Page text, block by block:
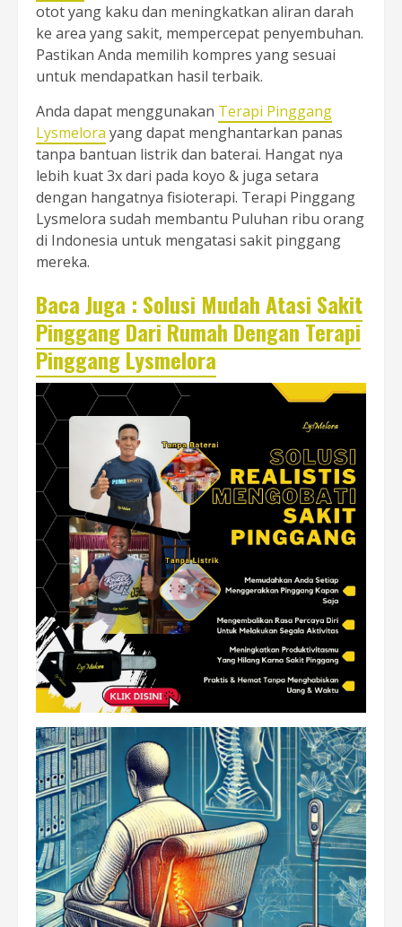
otot yang kaku dan meningkatkan aliran darah
ke area yang sakit, mempercepat penyembuhan.
Pastikan Anda memilih kompres yang sesuai
untuk mendapatkan hasil terbaik.
Anda dapat menggunakan Terapi Pinggang
Lysmelora yang dapat menghantarkan panas
tanpa bantuan listrik dan baterai. Hangat nya
lebih kuat 3x dari pada koyo & juga setara
dengan hangatnya fisioterapi. Terapi Pinggang
Lysmelora sudah membantu Puluhan ribu orang
di Indonesia untuk mengatasi sakit pinggang
mereka.
Baca Juga : Solusi Mudah Atasi Sakit
Pinggang Dari Rumah Dengan Terapi
Pinggang Lysmelora